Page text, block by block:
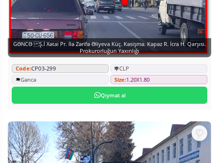
GƏNCƏ Ş.İ Xətai Pr. İlə Zərifə Əliyeva Küç. Kəsişmə. Kəpəz R. İcra H. Qarşısı.
Prokurorluğun Yaxınlığı
Code:CP03-299
CLP
Gəncə
Size:1.20X1.80
Qiymət al